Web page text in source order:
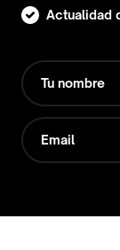
Actualidad